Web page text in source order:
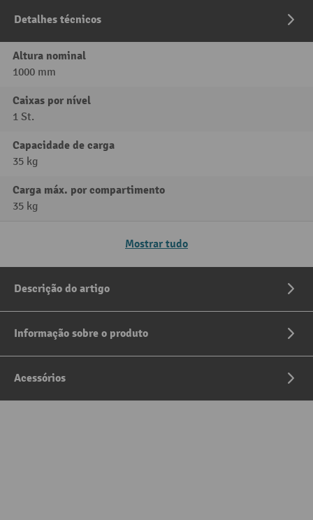
Detalhes técnicos
Altura nominal
1000 mm
Caixas por nível
1 St.
Capacidade de carga
35 kg
Carga máx. por compartimento
35 kg
Mostrar tudo
Descrição do artigo
Informação sobre o produto
Acessórios